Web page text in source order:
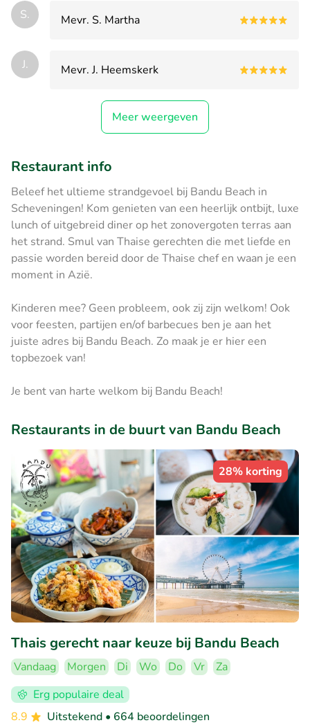
S. Mevr. S. Martha
J. Mevr. J. Heemskerk
Meer weergeven
Restaurant info
Beleef het ultieme strandgevoel bij Bandu Beach in
Scheveningen! Kom genieten van een heerlijk ontbijt, luxe
lunch of uitgebreid diner op het zonovergoten terras aan
het strand. Smul van Thaise gerechten die met liefde en
passie worden bereid door de Thaise chef en waan je een
moment in Azië.
Kinderen mee? Geen probleem, ook zij zijn welkom! Ook
voor feesten, partijen en/of barbecues ben je aan het
juiste adres bij Bandu Beach. Zo maak je er hier een
topbezoek van!
Je bent van harte welkom bij Bandu Beach!
Restaurants in de buurt van Bandu Beach
28% korting
Thais gerecht naar keuze bij Bandu Beach
Vandaag Morgen Di Wo Do Vr
Za
Erg populaire deal
8.9
Uitstekend • 664 beoordelingen